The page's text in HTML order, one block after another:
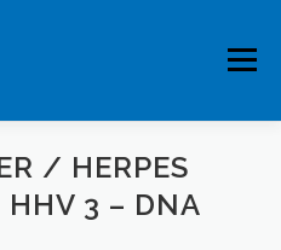
Menú
/ HERPES
HHV 3 – DNA